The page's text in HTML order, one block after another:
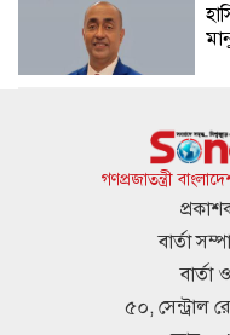
গণপ্রজাতন্ত্রী
বার্তা
বার্তা
৫০, সেন্ট্রাল